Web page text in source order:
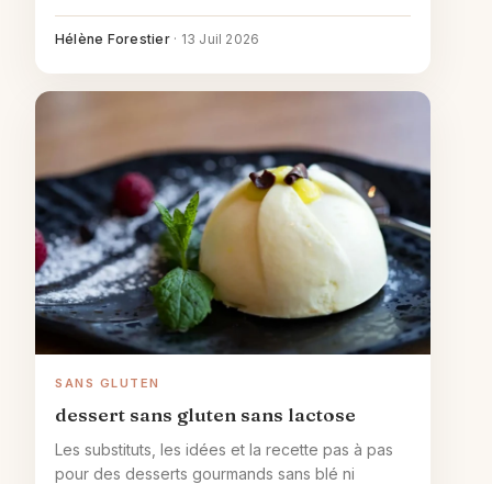
quotidien.
Hélène Forestier · 13 Juil 2026
SANS GLUTEN
dessert sans gluten sans lactose
Les substituts, les idées et la recette pas à pas
pour des desserts gourmands sans blé ni